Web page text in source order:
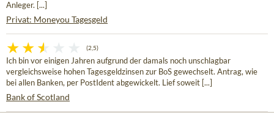
Anleger. [...]
Privat: Moneyou Tagesgeld
(2,5)
Ich bin vor einigen Jahren aufgrund der damals noch unschlagbar
vergleichsweise hohen Tagesgeldzinsen zur BoS gewechselt. Antrag, wie
bei allen Banken, per PostIdent abgewickelt. Lief soweit [...]
Bank of Scotland